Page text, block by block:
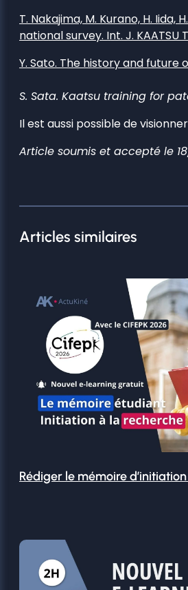
T. Nakajima, M. Kurano, H. Iida,
national survey. Int. J. KAATSU
Y. Sato. The history and future
S. Sata. Kaatsu training for
Il est aussi possible de
Article soumis et accepté le
Articles similaires
Rédiger le mémoire